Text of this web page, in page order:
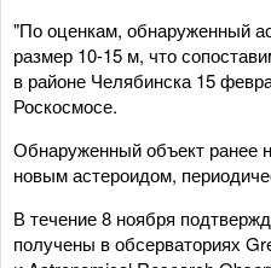
"По оценкам, обнаруженный
размер 10-15 м, что
в районе Челябинска 15
Роскосмосе.
Обнаруженный объект ранее
новым астероидом,
В течение 8 ноября
получены в обсерваториях